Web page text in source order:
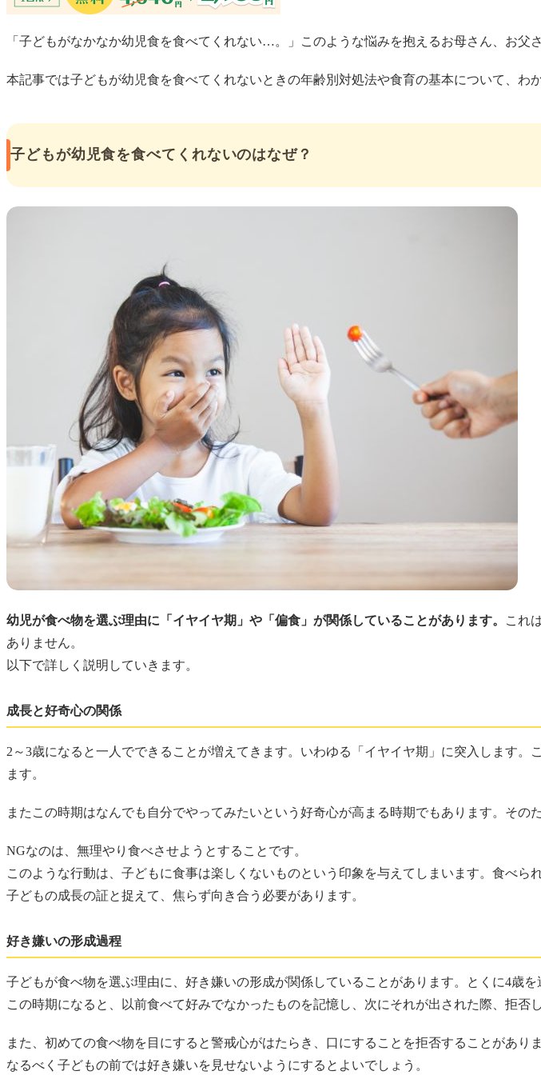
「子どもがなかなか幼児食を食べてくれない…。」このような悩みを抱えるお母さん、お父
本記事では子どもが幼児食を食べてくれないときの年齢別対処法や食育の基本について、わ
子どもが幼児食を食べてくれないのはなぜ？
幼児が食べ物を選ぶ理由に「イヤイヤ期」や「偏食」が関係していることがあります。
これ
ありません。
以下で詳しく説明していきます。
成長と好奇心の関係
2～3歳になると一人でできることが増えてきます。いわゆる「イヤイヤ期」に突入します
ます。
またこの時期はなんでも自分でやってみたいという好奇心が高まる時期でもあります。その
NGなのは、無理やり食べさせようとすることです。
このような行動は、子どもに食事は楽しくないものという印象を与えてしまいます。食べ
子どもの成長の証と捉えて、焦らず向き合う必要があります。
好き嫌いの形成過程
子どもが食べ物を選ぶ理由に、好き嫌いの形成が関係していることがあります。とくに4歳
この時期になると、以前食べて好みでなかったものを記憶し、次にそれが出された際、拒否し
また、初めての食べ物を目にすると警戒心がはたらき、口にすることを拒否することがあ
なるべく子どもの前では好き嫌いを見せないようにするとよいでしょう。